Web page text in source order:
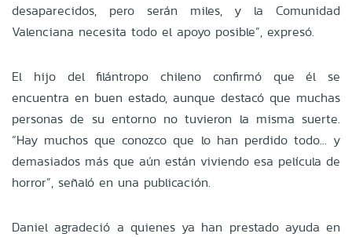
desaparecidos, pero serán miles, y la Comunidad
Valenciana necesita todo el apoyo posible”, expresó.
El hijo del filántropo chileno confirmó que él se
encuentra en buen estado, aunque destacó que muchas
personas de su entorno no tuvieron la misma suerte.
“Hay muchos que conozco que lo han perdido todo... y
demasiados más que aún están viviendo esa película de
horror”, señaló en una publicación.
Daniel agradeció a quienes ya han prestado ayuda en